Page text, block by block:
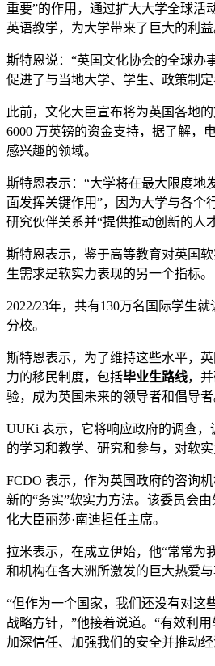
重要”的作用，通过扩大大学全球活
英语教学，为大学带来了巨大的利
斯特恩说：“英国文化协会的全球办
促进了与当地大学、学生、政策制
此前，文化大臣宣布将为英国各地
6000 万英镑的资金支持，据了解，
感兴趣的领域。
斯特恩表示：“大学将在最大限度地
面发挥关键作用”，因为大学与各个
研究伙伴关系并“提供推动创新的人
斯特恩表示，鉴于高等教育对英国
生需求是软实力表现的另一个指标。
2022/23年，共有130万名国际学生
分校。
斯特恩表示，为了维持这些水平，
力的移民制度，包括毕业生路线，
验，成为英国未来的领导者和倡导
UUKi 表示，它将响应政府的调查，
的学习和教学、研究和参与，对软
FCDO 表示，作为英国政府的咨询
新的“务实”软实力方法。该委员会
化大臣丽莎·南迪担任主席。
拉米表示，在成立伊始，他“常常为
和机构在各大洲所激发的巨大热爱
“但作为一个国家，我们还没有对这
战略方针，”他接着说道。“有效利用
加深信任、加强我们的安全并推动